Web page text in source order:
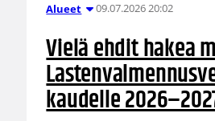
Alueet 09.07.2026 20:02
Vielä ehdit hakea
kaudelle